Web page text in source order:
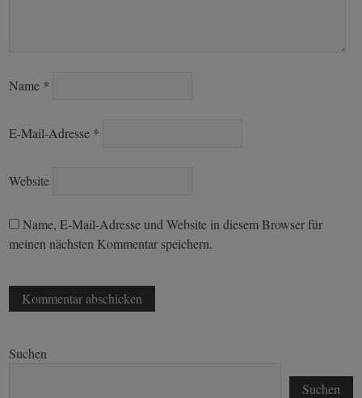
Name *
E-Mail-Adresse *
Website
Name, E-Mail-Adresse und Website in diesem Browser für
meinen nächsten Kommentar speichern.
Suchen
Suchen